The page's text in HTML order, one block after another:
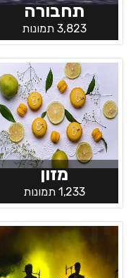
תחבורה
3,823 תמונות
מזון
1,233 תמונות